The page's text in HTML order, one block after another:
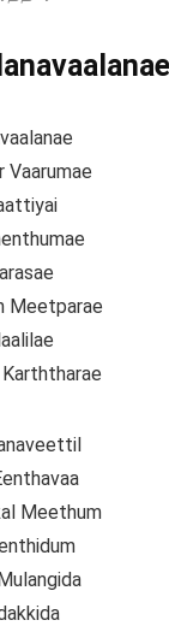
Vaarumae
Meetparae
Meethum